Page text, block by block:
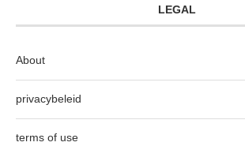
LEGAL
About
privacybeleid
terms of use